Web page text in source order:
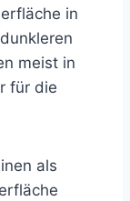
in
meist in
für die
als